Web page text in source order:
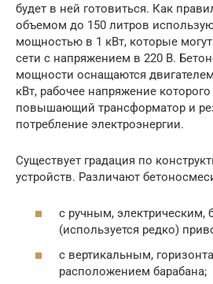
будет в ней готовиться. Как
объемом до 150 литров
мощностью в 1 кВт, которые
сети с напряжением в 220 В.
мощности оснащаются
кВт, рабочее напряжение
повышающий трансформатор и
потребление электроэнергии.
Существует градация по
устройств. Различают
с ручным, электрическим,
(используется редко)
с вертикальным,
расположением барабана;